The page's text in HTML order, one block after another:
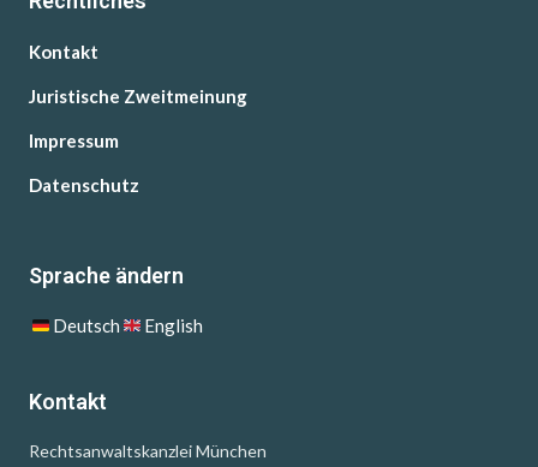
Kontakt
Juristische Zweitmeinung
Impressum
Datenschutz
Sprache ändern
Deutsch English
Kontakt
Rechtsanwaltskanzlei München